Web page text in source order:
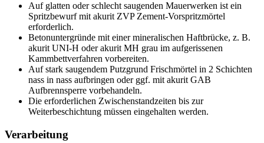
Auf glatten oder schlecht saugenden Mauerwerken ist ein
Spritzbewurf mit akurit ZVP Zement-Vorspritzmörtel
erforderlich.
Betonuntergründe mit einer mineralischen Haftbrücke, z. B.
akurit UNI-H oder akurit MH grau im aufgerissenen
Kammbettverfahren vorbereiten.
Auf stark saugendem Putzgrund Frischmörtel in 2 Schichten
nass in nass aufbringen oder ggf. mit akurit GAB
Aufbrennsperre vorbehandeln.
Die erforderlichen Zwischenstandzeiten bis zur
Weiterbeschichtung müssen eingehalten werden.
Verarbeitung